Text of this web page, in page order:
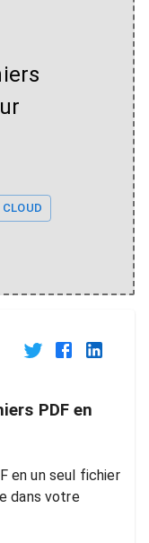
PDF en
en un seul fichier
dans votre